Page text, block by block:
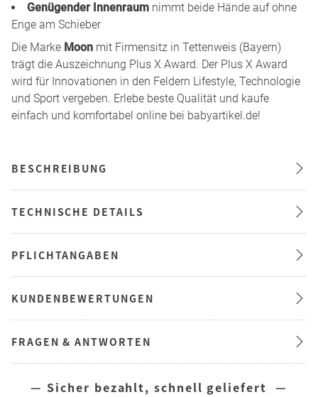
Genügender Innenraum nimmt beide Hände auf ohne
Enge am Schieber
Die Marke Moon mit Firmensitz in Tettenweis (Bayern)
trägt die Auszeichnung Plus X Award. Der Plus X Award
wird für Innovationen in den Feldern Lifestyle, Technologie
und Sport vergeben. Erlebe beste Qualität und kaufe
einfach und komfortabel online bei babyartikel.de!
BESCHREIBUNG
TECHNISCHE DETAILS
PFLICHTANGABEN
KUNDENBEWERTUNGEN
FRAGEN & ANTWORTEN
— Sicher bezahlt, schnell geliefert —